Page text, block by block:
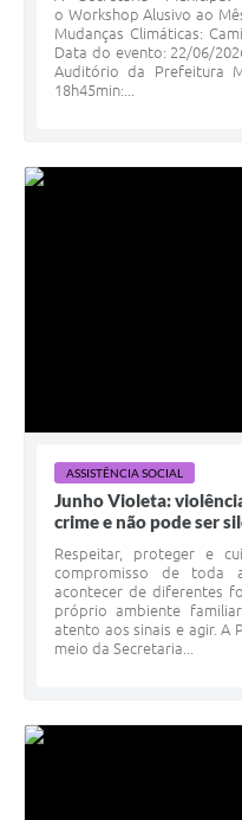
o Workshop Alusivo ao
Mudanças Climáticas:
Data do evento: 22/06/
Auditório da Prefeitura
18h45min:...
ASSISTÊNCIA SOCIAL
Junho Violeta:
crime e não pode ser
Respeitar, proteger e
compromisso de toda
acontecer de diferentes
próprio ambiente
atento aos sinais e agir. A
meio da Secretaria...